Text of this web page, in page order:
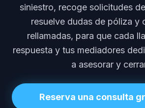
siniestro, recoge solicitudes
resuelve dudas de póliza y
rellamadas, para que cada
respuesta y tus mediadores
a asesorar y
Reserva una consulta